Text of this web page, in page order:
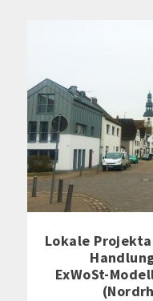
Lokale
ExWoSt-